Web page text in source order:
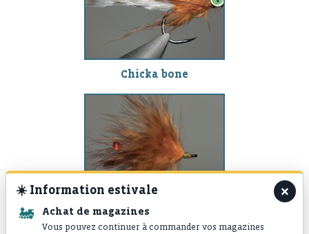
Chicka bone
Chicka shrimp
×
☀️Information estivale
🚂 Achat de magazines
Vous pouvez continuer à commander vos magazines